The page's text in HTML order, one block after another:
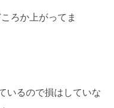
ろか上がってま
いるので損はしていな